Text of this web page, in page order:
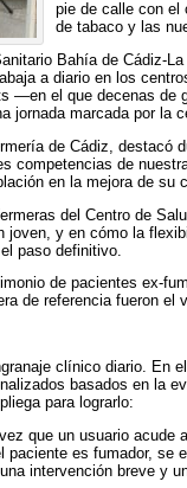
pie de calle con el
de tabaco y las
Bahía de Cádiz-
a diario en los
—en el que decenas
jornada marcada por la
de Cádiz,
competencias de
en la mejora de su
del Centro de
y en cómo la
paso definitivo.
de pacientes ex-
de referencia fueron el
clínico diario. En
basados en la
para lograrlo:
que un usuario
es fumador,
intervención breve y